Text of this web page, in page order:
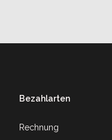
Bezahlarten
Rechnung